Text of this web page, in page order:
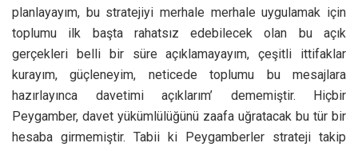
planlayayım, bu stratejiyi merhale merhale uygulamak için
toplumu ilk başta rahatsız edebilecek olan bu açık
gerçekleri belli bir süre açıklamayayım, çeşitli ittifaklar
kurayım, güçleneyim, neticede toplumu bu mesajlara
hazırlayınca davetimi açıklarım’ dememiştir. Hiçbir
Peygamber, davet yükümlülüğünü zaafa uğratacak bu tür bir
hesaba girmemiştir. Tabii ki Peygamberler strateji takip